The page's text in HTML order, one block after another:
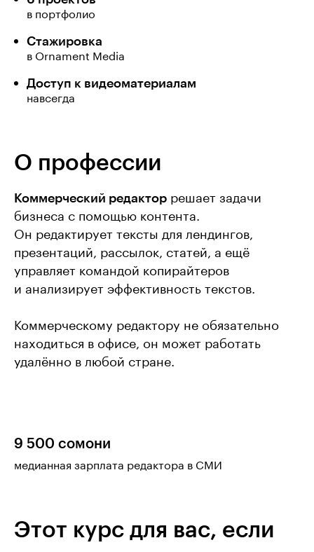
в портфолио
Стажировка
в Ornament Media
Доступ к видеоматериалам
навсегда
О профессии
Коммерческий редактор решает задачи
бизнеса с помощью контента.
Он редактирует тексты для лендингов,
презентаций, рассылок, статей, а ещё
управляет командой копирайтеров
и анализирует эффективность текстов.
Коммерческому редактору не обязательно
находиться в офисе, он может работать
удалённо в любой стране.
9 500 сомони
медианная зарплата редактора в СМИ
Этот курс для вас, если